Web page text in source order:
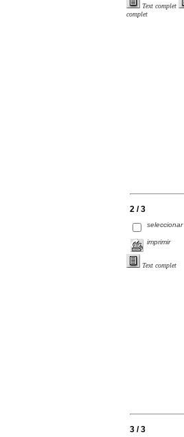
Text complet
complet
2 / 3
seleccionar
imprimir
Text complet
3 / 3